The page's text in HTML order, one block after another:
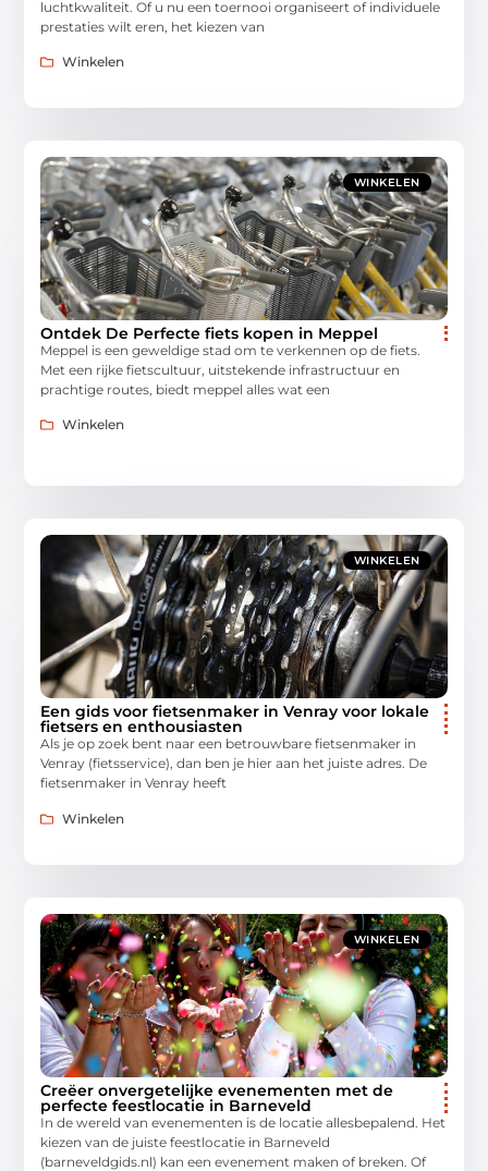
luchtkwaliteit. Of u nu een toernooi organiseert of individuele
prestaties wilt eren, het kiezen van
Winkelen
WINKELEN
Ontdek De Perfecte fiets kopen in Meppel
Meppel is een geweldige stad om te verkennen op de fiets.
Met een rijke fietscultuur, uitstekende infrastructuur en
prachtige routes, biedt meppel alles wat een
Winkelen
WINKELEN
Een gids voor fietsenmaker in Venray voor lokale
fietsers en enthousiasten
Als je op zoek bent naar een betrouwbare fietsenmaker in
Venray (fietsservice), dan ben je hier aan het juiste adres. De
fietsenmaker in Venray heeft
Winkelen
WINKELEN
Creëer onvergetelijke evenementen met de
perfecte feestlocatie in Barneveld
In de wereld van evenementen is de locatie allesbepalend. Het
kiezen van de juiste feestlocatie in Barneveld
(barneveldgids.nl) kan een evenement maken of breken. Of